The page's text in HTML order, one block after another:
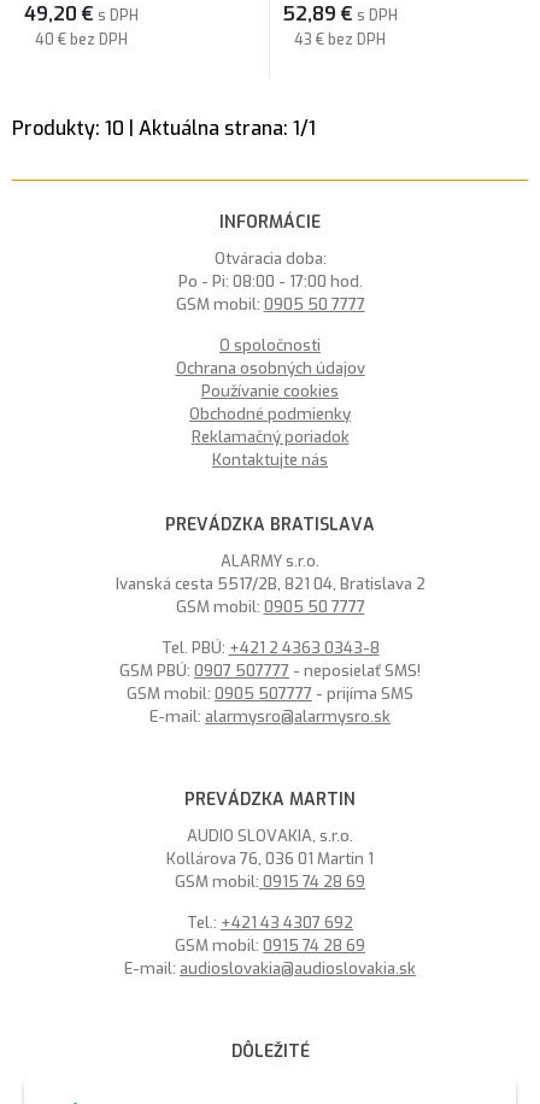
49,20 € s DPH
40 € bez DPH
52,89 € s DPH
43 € bez DPH
Produkty: 10 | Aktuálna strana: 1/1
INFORMÁCIE
Otváracia doba:
Po - Pi: 08:00 - 17:00 hod.
GSM mobil: 0905 50 7777
O spoločnosti
Ochrana osobných údajov
Používanie cookies
Obchodné podmienky
Reklamačný poriadok
Kontaktujte nás
PREVÁDZKA BRATISLAVA
ALARMY s.r.o.
Ivanská cesta 5517/2B, 821 04, Bratislava 2
GSM mobil: 0905 50 7777
Tel. PBÚ: +421 2 4363 0343-8
GSM PBÚ: 0907 507777 - neposielať SMS!
GSM mobil: 0905 507777 - prijíma SMS
E-mail: alarmysro@alarmysro.sk
PREVÁDZKA MARTIN
AUDIO SLOVAKIA, s.r.o.
Kollárova 76, 036 01 Martin 1
GSM mobil: 0915 74 28 69
Tel.: +421 43 4307 692
GSM mobil: 0915 74 28 69
E-mail: audioslovakia@audioslovakia.sk
DÔLEŽITÉ